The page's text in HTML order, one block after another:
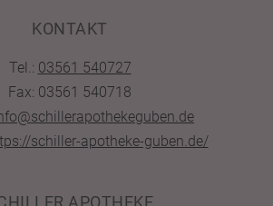
KONTAKT
Tel.: 03561 540727
Fax: 03561 540718
schiller-apotheke-guben.de/
APOTHEKE